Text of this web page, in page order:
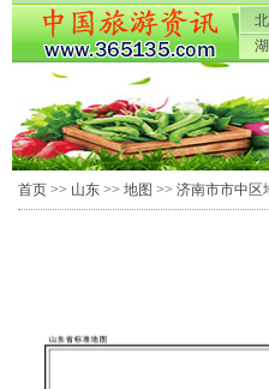
首页 >> 山东 >> 地图 >> 济南市市中区